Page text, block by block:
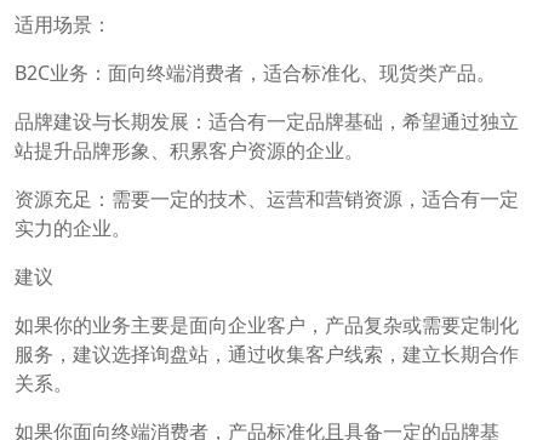
适用场景：
B2C业务：面向终端消费者，适合标准化、现货类产品。
品牌建设与长期发展：适合有一定品牌基础，希望通过独立
站提升品牌形象、积累客户资源的企业。
资源充足：需要一定的技术、运营和营销资源，适合有一定
实力的企业。
建议
如果你的业务主要是面向企业客户，产品复杂或需要定制化
服务，建议选择询盘站，通过收集客户线索，建立长期合作
关系。
如果你面向终端消费者，产品标准化且具备一定的品牌基